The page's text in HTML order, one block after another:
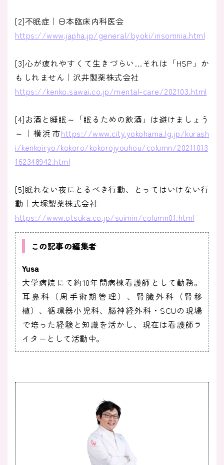
[2]不眠症｜日本臨床内科医会
https://www.japha.jp/general/byoki/insomnia.html
[3]心が疲れやすくて生きづらい…それは「HSP」か
もしれません｜沢井製薬株式会社
https://kenko.sawai.co.jp/mental-care/202103.html
[4]お酒と睡眠～「眠るための飲酒」は避けましょう
～｜横浜市https://www.city.yokohama.lg.jp/kurash
i/kenkoiryo/kokoro/kokorojyouhou/column/20211013
162348942.html
[5]眠れない夜にとるべき行動、とってはいけない行
動｜大塚製薬株式会社
https://www.otsuka.co.jp/suimin/column01.html
この記事の編集者
Yusa
大学病院にて約10年間病棟看護師として勤務。
耳鼻科（周手術期管理）、腎臓外科（腎移
植）、循環器小児科、脳神経外科・SCUの現場
で培った経験と知識を活かし、現在は看護師ラ
イターとして活動中。